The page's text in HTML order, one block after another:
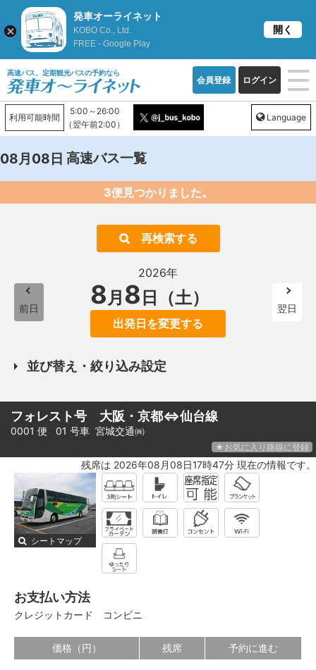
高速バス、定期観光バスの予約なら
会員登録 ログイン
利用可能時間
5:00～26:00
（翌午前2:00）
Language
08月08日 高速バス一覧
3便見つかりました。
再検索する
前日
2026年
8月 8 日（土）
出発日を変更する
翌日
並び替え・絞り込み設定
フォレスト号 大阪・京都⇔仙台線
0001 便 01 号車 宮城交通㈱
★お気に入り路線に登録
残席は 2026年08月08日17時47分 現在の情報です。
シートマップ
お支払い方法
クレジットカード コンビニ
価格（円） 残席 予約に進む
発車オーライネット
KOBO Co., Ltd.
FREE - Google Play
開く